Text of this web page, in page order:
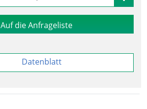
Auf die Anfrageliste
Datenblatt